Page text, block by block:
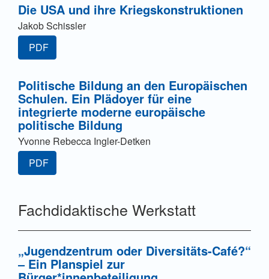
Die USA und ihre Kriegskonstruktionen
Jakob Schissler
PDF
Politische Bildung an den Europäischen
Schulen. Ein Plädoyer für eine
integrierte moderne europäische
politische Bildung
Yvonne Rebecca Ingler-Detken
PDF
Fachdidaktische Werkstatt
„Jugendzentrum oder Diversitäts-Café?“
– Ein Planspiel zur